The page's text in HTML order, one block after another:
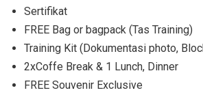
Sertifikat
FREE Bag or bagpack (Tas Training)
Training Kit (Dokumentasi photo,
2xCoffe Break & 1 Lunch, Dinner
FREE Souvenir Exclusive